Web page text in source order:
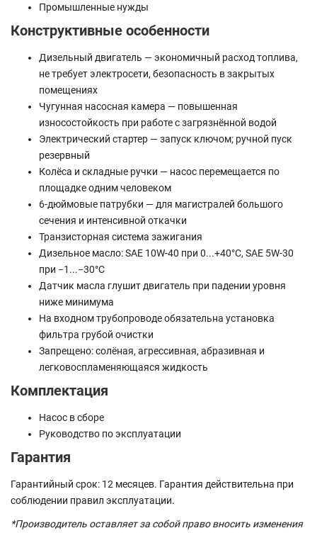
Промышленные нужды
Конструктивные особенности
Дизельный двигатель — экономичный расход топлива,
не требует электросети, безопасность в закрытых
помещениях
Чугунная насосная камера — повышенная
износостойкость при работе с загрязнённой водой
Электрический стартер — запуск ключом; ручной пуск
резервный
Колёса и складные ручки — насос перемещается по
площадке одним человеком
6-дюймовые патрубки — для магистралей большого
сечения и интенсивной откачки
Транзисторная система зажигания
Дизельное масло: SAE 10W-40 при 0...+40°C, SAE 5W-30
при −1...−30°C
Датчик масла глушит двигатель при падении уровня
ниже минимума
На входном трубопроводе обязательна установка
фильтра грубой очистки
Запрещено: солёная, агрессивная, абразивная и
легковоспламеняющаяся жидкость
Комплектация
Насос в сборе
Руководство по эксплуатации
Гарантия
Гарантийный срок: 12 месяцев. Гарантия действительна при
соблюдении правил эксплуатации.
*Производитель оставляет за собой право вносить изменения